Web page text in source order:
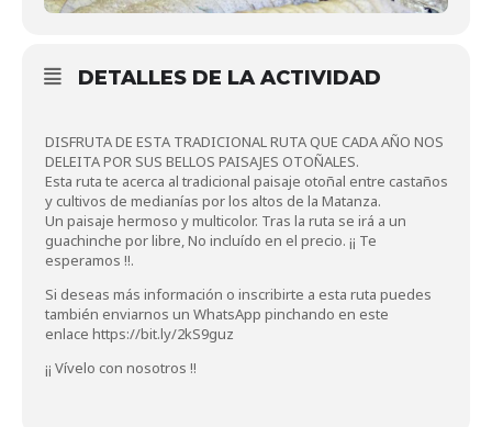
DETALLES DE LA ACTIVIDAD
DISFRUTA DE ESTA TRADICIONAL RUTA QUE CADA AÑO NOS
DELEITA POR SUS BELLOS PAISAJES OTOÑALES.
Esta ruta te acerca al tradicional paisaje otoñal entre castaños
y cultivos de medianías por los altos de la Matanza.
Un paisaje hermoso y multicolor. Tras la ruta se irá a un
guachinche por libre, No incluído en el precio. ¡¡ Te
esperamos !!.
Si deseas más información o inscribirte a esta ruta puedes
también enviarnos un WhatsApp pinchando en este
enlace https://bit.ly/2kS9guz
¡¡ Vívelo con nosotros !!